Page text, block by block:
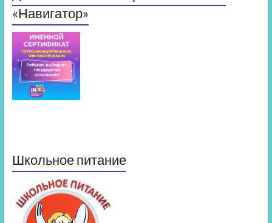
«Навигатор»
Школьное питание